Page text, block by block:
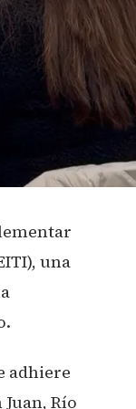
una
adhiere
Río